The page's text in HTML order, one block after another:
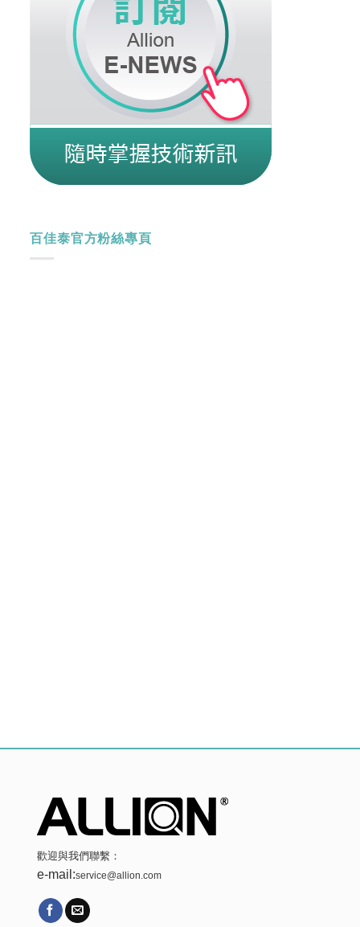
百佳泰官方粉絲專頁
歡迎與我們聯繫：
e-mail:service@allion.com